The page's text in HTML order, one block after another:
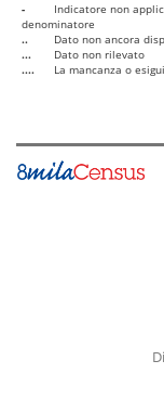
-
Indicatore non
denominatore
..
Dato non ancora
...
Dato non rilevato
....
La mancanza o